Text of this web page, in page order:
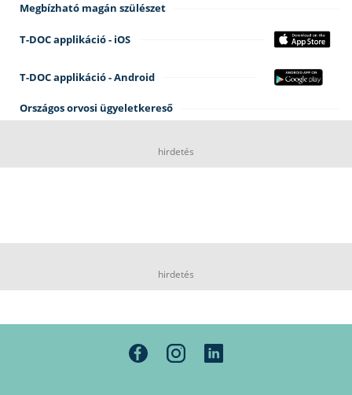
Megbízható magán szülészet
T-DOC applikáció - iOS
T-DOC applikáció - Android
Országos orvosi ügyeletkereső
hirdetés
hirdetés